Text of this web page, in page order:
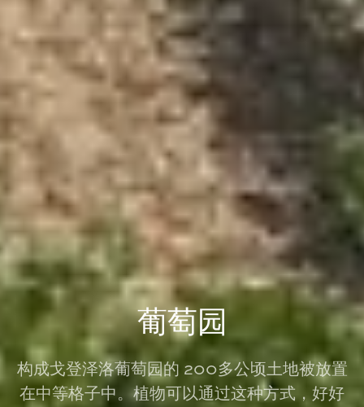
葡萄园
构成戈登泽洛葡萄园的 200多公顷土地被放置
在中等格子中。植物可以通过这种方式，好好